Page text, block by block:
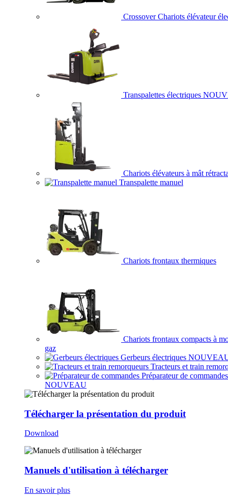
Crossover Chariots élévateur
Transpalettes électriques
Chariots élévateurs à mât
Transpalette manuel
Chariots frontaux thermiques
Chariots frontaux compacts à
gaz
Gerbeurs électriques
Tracteurs et train
Préparateur de commandes
NOUVEAU
Télécharger la présentation du produit
Download
Manuels d'utilisation à télécharger
En savoir plus